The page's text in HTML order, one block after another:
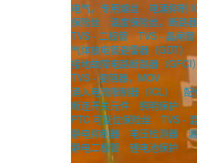
电气，专用熔丝 电涌抑制
保险丝
温度保险丝，断路器
TVS - 二极管
TVS - 晶闸管
气体放电管避雷器（GDT）
接地故障电路断路器（GFCI
TVS - 变阻器，MOV
涌入电流限制器（ICL）
配
断连开关元件
照明保护
PTC 可复位保险丝
TVS -
静电抑制器
电压检测器
静电二极管
锂电池保护